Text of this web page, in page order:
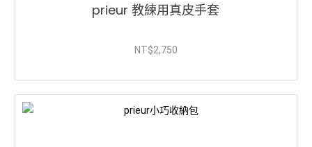
prieur 教練用真皮手套
NT$2,750